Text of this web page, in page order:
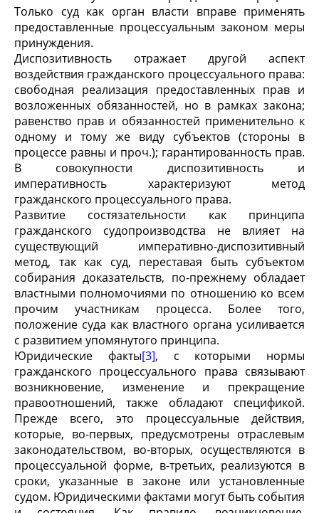
Только суд как орган власти вправе применять
предоставленные процессуальным законом меры
принуждения.
Диспозитивность отражает другой аспект
воздействия гражданского процессуального права:
свободная реализация предоставленных прав и
возложенных обязанностей, но в рамках закона;
равенство прав и обязанностей применительно к
одному и тому же виду субъектов (стороны в
процессе равны и проч.); гарантированность прав.
В совокупности диспозитивность и
императивность характеризуют метод
гражданского процессуального права.
Развитие состязательности как принципа
гражданского судопроизводства не влияет на
существующий императивно-диспозитивный
метод, так как суд, переставая быть субъектом
собирания доказательств, по-прежнему обладает
властными полномочиями по отношению ко всем
прочим участникам процесса. Более того,
положение суда как властного органа усиливается
с развитием упомянутого принципа.
Юридические факты[3], с которыми нормы
гражданского процессуального права связывают
возникновение, изменение и прекращение
правоотношений, также обладают спецификой.
Прежде всего, это процессуальные действия,
которые, во-первых, предусмотрены отраслевым
законодательством, во-вторых, осуществляются в
процессуальной форме, в-третьих, реализуются в
сроки, указанные в законе или установленные
судом. Юридическими фактами могут быть события